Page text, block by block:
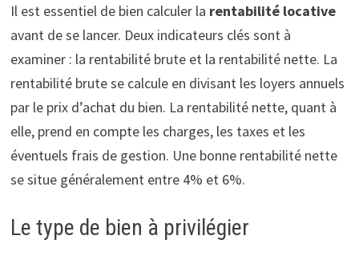
Il est essentiel de bien calculer la rentabilité locative
avant de se lancer. Deux indicateurs clés sont à
examiner : la rentabilité brute et la rentabilité nette. La
rentabilité brute se calcule en divisant les loyers annuels
par le prix d’achat du bien. La rentabilité nette, quant à
elle, prend en compte les charges, les taxes et les
éventuels frais de gestion. Une bonne rentabilité nette
se situe généralement entre 4% et 6%.
Le type de bien à privilégier